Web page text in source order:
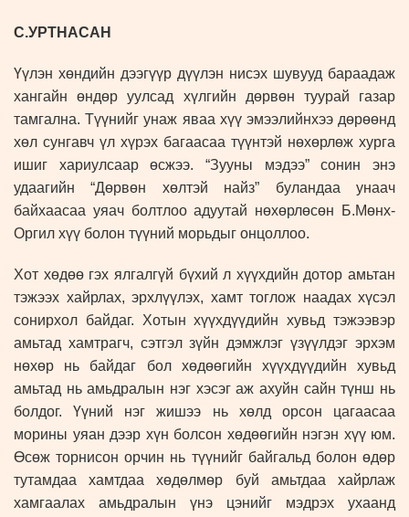
С.УРТНАСАН
Үүлэн хөндийн дээгүүр дүүлэн нисэх шувууд бараадаж
хангайн өндөр уулсад хүлгийн дөрвөн туурай газар
тамгална. Түүнийг унаж яваа хүү эмээлийнхээ дөрөөнд
хөл сунгавч үл хүрэх багаасаа түүнтэй нөхөрлөж хурга
ишиг хариулсаар өсжээ. “Зууны мэдээ” сонин энэ
удаагийн “Дөрвөн хөлтэй найз” буландаа унаач
байхаасаа уяач болтлоо адуутай нөхөрлөсөн Б.Мөнх-
Оргил хүү болон түүний морьдыг онцоллоо.
Хот хөдөө гэх ялгалгүй бүхий л хүүхдийн дотор амьтан
тэжээх хайрлах, эрхлүүлэх, хамт тоглож наадах хүсэл
сонирхол байдаг. Хотын хүүхдүүдийн хувьд тэжээвэр
амьтад хамтрагч, сэтгэл зүйн дэмжлэг үзүүлдэг эрхэм
нөхөр нь байдаг бол хөдөөгийн хүүхдүүдийн хувьд
амьтад нь амьдралын нэг хэсэг аж ахуйн сайн түнш нь
болдог. Үүний нэг жишээ нь хөлд орсон цагаасаа
морины уяан дээр хүн болсон хөдөөгийн нэгэн хүү юм.
Өсөж торнисон орчин нь түүнийг байгальд болон өдөр
тутамдаа хамтдаа хөдөлмөр буй амьтдаа хайрлаж
хамгаалах амьдралын үнэ цэнийг мэдрэх ухаанд